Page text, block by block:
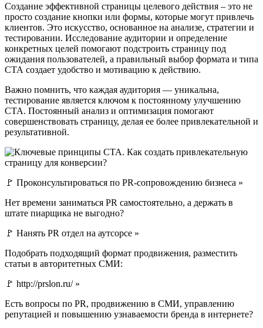
Создание эффективной страницы целевого действия – это не
просто создание кнопки или формы, которые могут привлечь
клиентов. Это искусство, основанное на анализе, стратегии и
тестировании. Исследование аудитории и определение
конкретных целей помогают подстроить страницу под
ожидания пользователей, а правильный выбор формата и типа
СТА создает удобство и мотивацию к действию.
Важно помнить, что каждая аудитория — уникальна,
тестирование является ключом к постоянному улучшению
СТА. Постоянный анализ и оптимизация помогают
совершенствовать страницу, делая ее более привлекательной и
результативной.
🚩 Проконсультироваться по PR-сопровождению бизнеса »
Нет времени заниматься PR самостоятельно, а держать в
штате пиарщика не выгодно?
🚩 Нанять PR отдел на аутсорсе »
Подобрать подходящий формат продвижения, разместить
статьи в авторитетных СМИ:
🚩 http://prslon.ru/ »
Есть вопросы по PR, продвижению в СМИ, управлению
репутацией и повышению узнаваемости бренда в интернете?